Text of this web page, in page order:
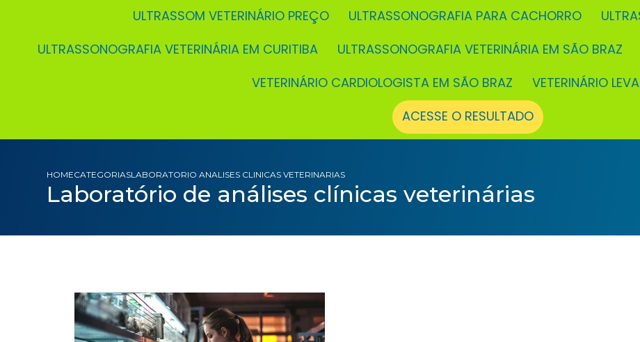
ULTRASSOM VETERINÁRIO PREÇO
ULTRASSONOGRAFIA PARA CACHORRO
ULTRASSONOGRAFIA VETERINÁRIA EM CURITIBA
ULTRASSONOGRAFIA VETERINÁRIA EM SÃO BRAZ
VETERINÁRIO CARDIOLOGISTA EM SÃO BRAZ
VETERINÁRIO
ACESSE O RESULTADO
HOMECATEGORIASLABORATORIO ANALISES CLINICAS VETERINARIAS
Laboratório de análises clínicas veterinárias